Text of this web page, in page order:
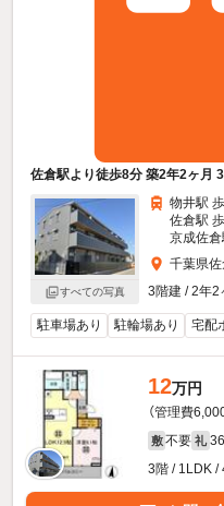
佐倉駅より徒歩8分 築2年2ヶ月
すべての写真
物井駅 歩
佐倉駅 歩
京成佐
千葉県佐
3階建 / 2年2
駐車場あり 駐輪場あり 宅配
12万円
（管理費
敷 不要 礼
3階 / 1LDK /